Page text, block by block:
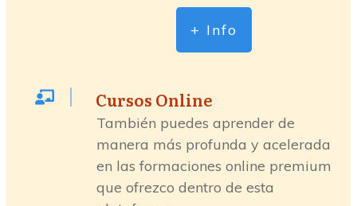
+ Info
Cursos Online
También puedes aprender de
manera más profunda y acelerada
en las formaciones online premium
que ofrezco dentro de esta